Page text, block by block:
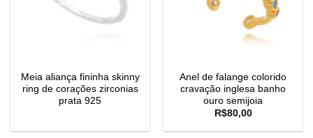
Meia aliança fininha skinny
ring de corações zirconias
prata 925
Anel de falange colorido
cravação inglesa banho
ouro semijoia
R$80,00